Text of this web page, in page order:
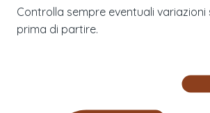
Controlla sempre eventuali variazioni
prima di partire.